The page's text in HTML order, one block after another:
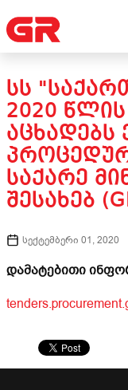
ᲡᲡ
2020
ᲡᲐᲥᲐᲠᲔ
ᲨᲔᲡᲐᲮᲔᲑ
სექტემბერი 01, 2020
დამატებითი